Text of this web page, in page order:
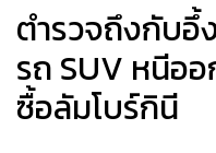
ตำรวจถึงกับอึ้
รถ SUV หนีอ
ซื้อลัมโบร์กินี